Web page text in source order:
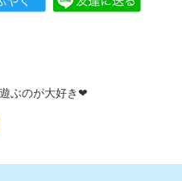
ぶのが大好き❤